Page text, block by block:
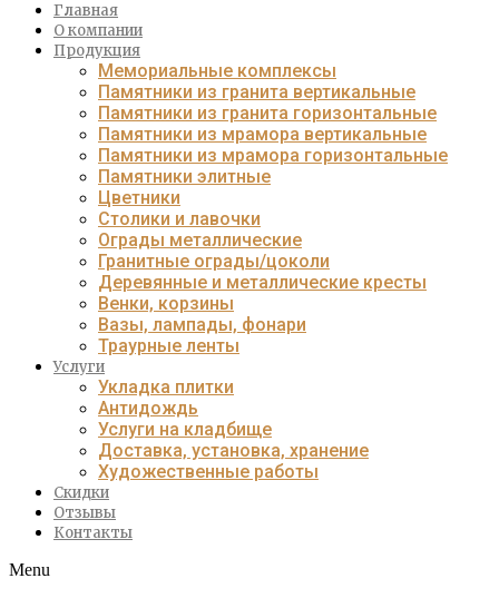
Главная
О компании
Продукция
Мемориальные комплексы
Памятники из гранита вертикальные
Памятники из гранита горизонтальные
Памятники из мрамора вертикальные
Памятники из мрамора горизонтальные
Памятники элитные
Цветники
Столики и лавочки
Ограды металлические
Гранитные ограды/цоколи
Деревянные и металлические кресты
Венки, корзины
Вазы, лампады, фонари
Траурные ленты
Услуги
Укладка плитки
Антидождь
Услуги на кладбище
Доставка, установка, хранение
Художественные работы
Скидки
Отзывы
Контакты
Menu